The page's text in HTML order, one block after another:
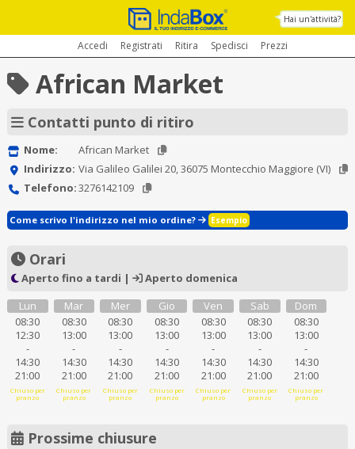
Hai un'attività?
Accedi Registrati Ritira Spedisci Prezzi
African Market
Contatti punto di ritiro
Nome:
African Market
Indirizzo: Via Galileo Galilei 20, 36075 Montecchio Maggiore (VI)
Telefono:3276142109
Come scrivo l'indirizzo nel mio ordine? Esempio
Orari
Aperto fino a tardi |
Aperto domenica
Lun
08:30
12:30
-
14:30
21:00
Chiuso per
pranzo
Mar
08:30
13:00
-
14:30
21:00
Chiuso per
pranzo
Mer
08:30
13:00
-
14:30
21:00
Chiuso per
pranzo
Gio
08:30
13:00
-
14:30
21:00
Chiuso per
pranzo
Ven
08:30
13:00
-
14:30
21:00
Chiuso per
pranzo
Sab
08:30
13:00
-
14:30
21:00
Chiuso per
pranzo
Dom
08:30
13:00
-
14:30
21:00
Chiuso per
pranzo
Prossime chiusure